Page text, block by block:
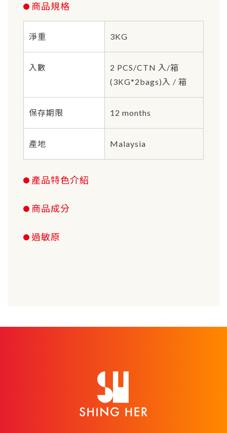
商品規格
淨重 3KG
入數
2 PCS/CTN 入/箱
(3KG*2bags)入 / 箱
保存期限 12 months
產地 Malaysia
產品特色介紹
商品成分
過敏原